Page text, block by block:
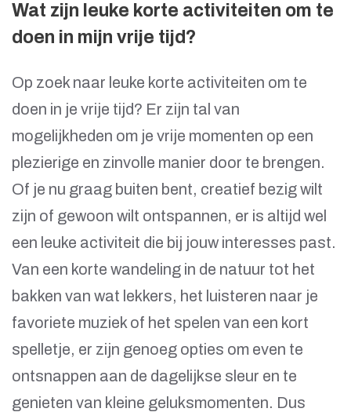
Wat zijn leuke korte activiteiten om te
doen in mijn vrije tijd?
Op zoek naar leuke korte activiteiten om te
doen in je vrije tijd? Er zijn tal van
mogelijkheden om je vrije momenten op een
plezierige en zinvolle manier door te brengen.
Of je nu graag buiten bent, creatief bezig wilt
zijn of gewoon wilt ontspannen, er is altijd wel
een leuke activiteit die bij jouw interesses past.
Van een korte wandeling in de natuur tot het
bakken van wat lekkers, het luisteren naar je
favoriete muziek of het spelen van een kort
spelletje, er zijn genoeg opties om even te
ontsnappen aan de dagelijkse sleur en te
genieten van kleine geluksmomenten. Dus